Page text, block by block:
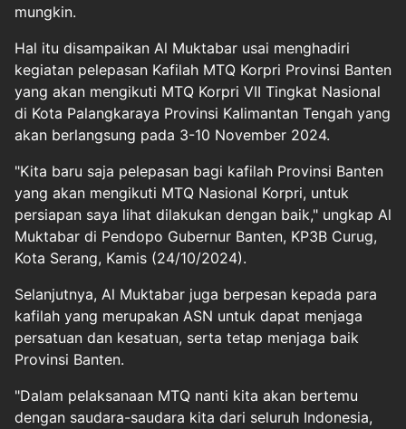
mungkin.
Hal itu disampaikan Al Muktabar usai menghadiri
kegiatan pelepasan Kafilah MTQ Korpri Provinsi Banten
yang akan mengikuti MTQ Korpri VII Tingkat Nasional
di Kota Palangkaraya Provinsi Kalimantan Tengah yang
akan berlangsung pada 3-10 November 2024.
"Kita baru saja pelepasan bagi kafilah Provinsi Banten
yang akan mengikuti MTQ Nasional Korpri, untuk
persiapan saya lihat dilakukan dengan baik," ungkap Al
Muktabar di Pendopo Gubernur Banten, KP3B Curug,
Kota Serang, Kamis (24/10/2024).
Selanjutnya, Al Muktabar juga berpesan kepada para
kafilah yang merupakan ASN untuk dapat menjaga
persatuan dan kesatuan, serta tetap menjaga baik
Provinsi Banten.
"Dalam pelaksanaan MTQ nanti kita akan bertemu
dengan saudara-saudara kita dari seluruh Indonesia,